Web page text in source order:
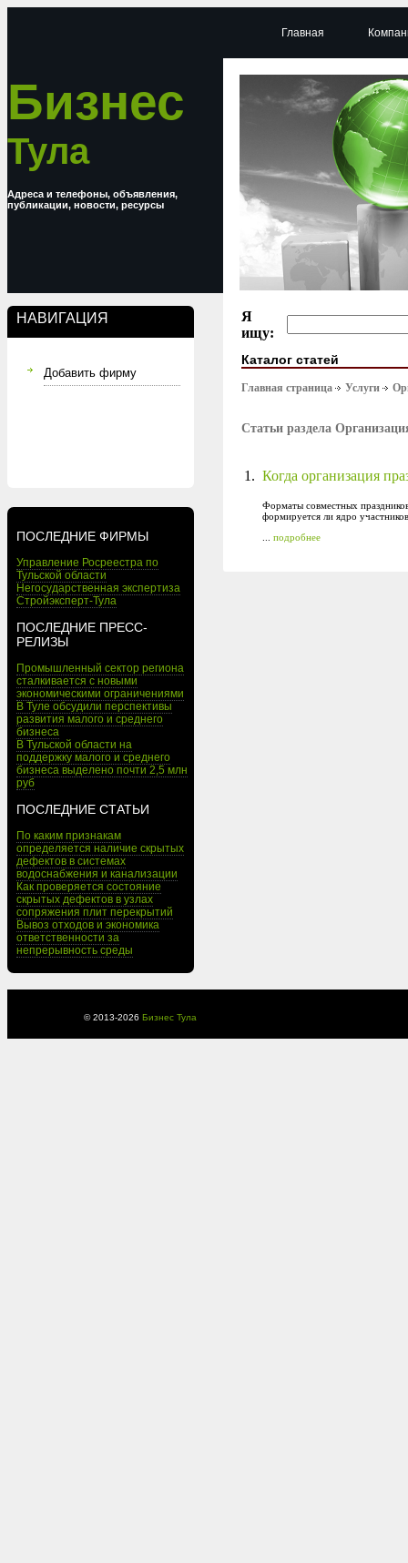
Бизнес
Тула
Адреса и телефоны, объявления,
публикации, новости, ресурсы
НАВИГАЦИЯ
Добавить фирму
ПОСЛЕДНИЕ ФИРМЫ
Управление Росреестра по
Тульской области
Негосударственная экспертиза
Стройэксперт-Тула
ПОСЛЕДНИЕ ПРЕСС-
РЕЛИЗЫ
Промышленный сектор региона
сталкивается с новыми
экономическими ограничениями
В Туле обсудили перспективы
развития малого и среднего
бизнеса
В Тульской области на
поддержку малого и среднего
бизнеса выделено почти 2,5 млн
руб
ПОСЛЕДНИЕ СТАТЬИ
По каким признакам
определяется наличие скрытых
дефектов в системах
водоснабжения и канализации
Как проверяется состояние
скрытых дефектов в узлах
сопряжения плит перекрытий
Вывоз отходов и экономика
ответственности за
непрерывность среды
Главная
Я
ищу:
Каталог статей
Главная страница Услуги
Статьи раздела
1. Когда организация
Форматы совместных
формируется ли ядро
подробнее
© 2013-2026 Бизнес Тула